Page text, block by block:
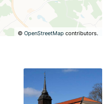
©OpenStreetMap contributors.